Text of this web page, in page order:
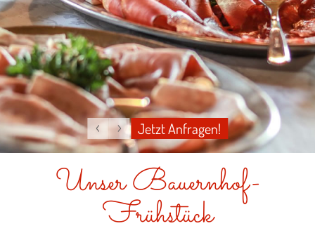
Unser Bauernhof-
Frühstück
Jetzt Anfragen!